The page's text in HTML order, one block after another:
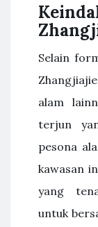
Selain
alam
terjun
pesona
kawasan
yang
untuk